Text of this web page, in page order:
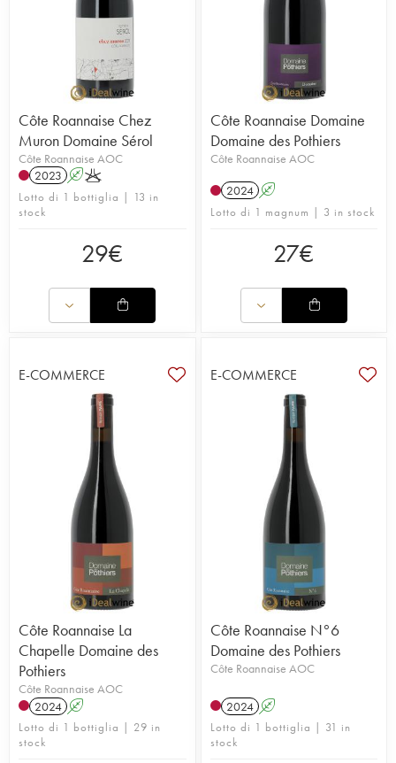
Côte Roannaise Chez
Muron Domaine Sérol
Côte Roannaise AOC
2023 AK
Lotto di 1 bottiglia | 13 in
stock
29€
Côte Roannaise Domaine
Domaine des Pothiers
Côte Roannaise AOC
2024 A
Lotto di 1 magnum | 3 in stock
27€
E-COMMERCE
Côte Roannaise La
Chapelle Domaine des
Pothiers
Côte Roannaise AOC
2024 A
Lotto di 1 bottiglia | 29 in
stock
E-COMMERCE
Côte Roannaise N°6
Domaine des Pothiers
Côte Roannaise AOC
2024 A
Lotto di 1 bottiglia | 31 in
stock